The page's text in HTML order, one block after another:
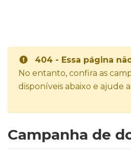
404 - Essa página
No entanto, confira as
disponíveis abaixo e ajude
Campanha de